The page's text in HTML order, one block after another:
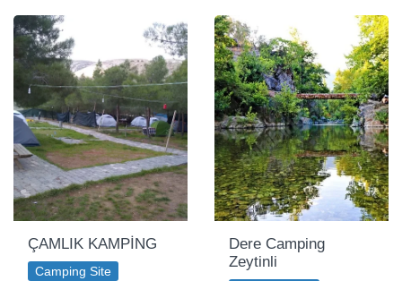
ÇAMLIK KAMPİNG
Camping Site
Dere Camping
Zeytinli